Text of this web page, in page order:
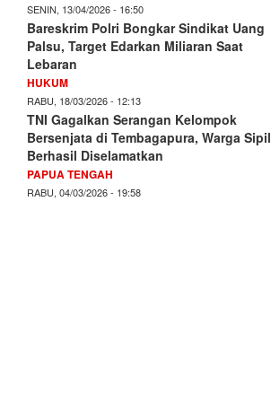
SENIN, 13/04/2026 - 16:50
Bareskrim Polri Bongkar Sindikat Uang
Palsu, Target Edarkan Miliaran Saat
Lebaran
HUKUM
RABU, 18/03/2026 - 12:13
TNI Gagalkan Serangan Kelompok
Bersenjata di Tembagapura, Warga Sipil
Berhasil Diselamatkan
PAPUA TENGAH
RABU, 04/03/2026 - 19:58